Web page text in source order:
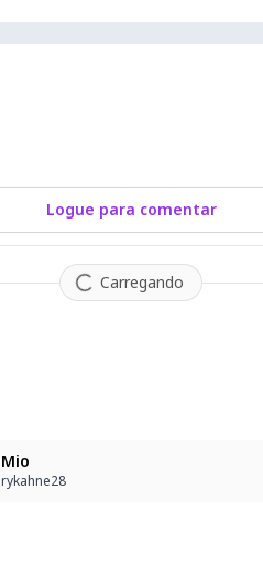
Logue para comentar
Carregando
Mio
rykahne28